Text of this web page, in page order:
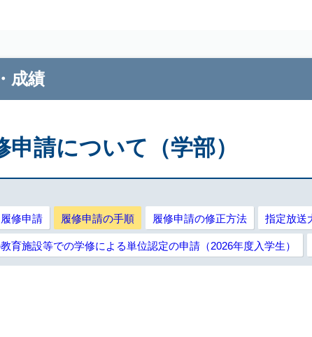
成績
申請について（学部）
修申請
履修申請の手順 履修申請の修正方法 指定放送
育施設等での学修による単位認定の申請（2026年度入学生）
2026